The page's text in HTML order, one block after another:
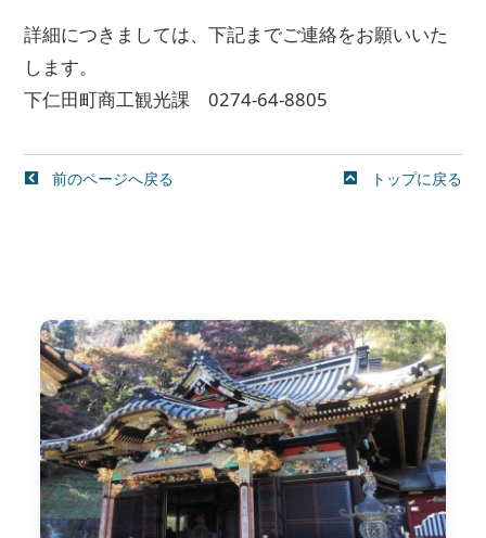
詳細につきましては、下記までご連絡をお願いいた
します。
下仁田町商工観光課 0274-64-8805
前のページへ戻る トップに戻る